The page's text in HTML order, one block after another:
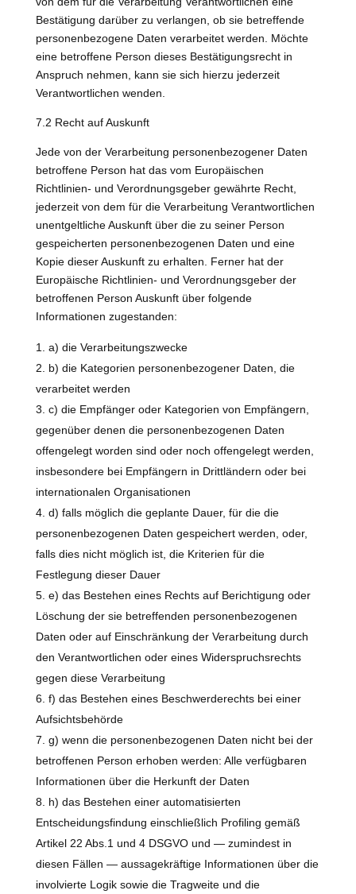
Bestätigung darüber zu verlangen, ob sie betreffende
personenbezogene Daten verarbeitet werden. Möchte
eine betroffene Person dieses Bestätigungsrecht in
Anspruch nehmen, kann sie sich hierzu jederzeit
Verantwortlichen wenden.
7.2 Recht auf Auskunft
Jede von der Verarbeitung personenbezogener Daten
betroffene Person hat das vom Europäischen
Richtlinien- und Verordnungsgeber gewährte Recht,
jederzeit von dem für die Verarbeitung Verantwortlichen
unentgeltliche Auskunft über die zu seiner Person
gespeicherten personenbezogenen Daten und eine
Kopie dieser Auskunft zu erhalten. Ferner hat der
Europäische Richtlinien- und Verordnungsgeber der
betroffenen Person Auskunft über folgende
Informationen zugestanden:
a) die Verarbeitungszwecke
b) die Kategorien personenbezogener Daten, die
verarbeitet werden
c) die Empfänger oder Kategorien von Empfängern,
gegenüber denen die personenbezogenen Daten
offengelegt worden sind oder noch offengelegt werden,
insbesondere bei Empfängern in Drittländern oder bei
internationalen Organisationen
d) falls möglich die geplante Dauer, für die die
personenbezogenen Daten gespeichert werden, oder,
falls dies nicht möglich ist, die Kriterien für die
Festlegung dieser Dauer
e) das Bestehen eines Rechts auf Berichtigung oder
Löschung der sie betreffenden personenbezogenen
Daten oder auf Einschränkung der Verarbeitung durch
den Verantwortlichen oder eines Widerspruchsrechts
gegen diese Verarbeitung
f) das Bestehen eines Beschwerderechts bei einer
Aufsichtsbehörde
g) wenn die personenbezogenen Daten nicht bei der
betroffenen Person erhoben werden: Alle verfügbaren
Informationen über die Herkunft der Daten
h) das Bestehen einer automatisierten
Entscheidungsfindung einschließlich Profiling gemäß
Artikel 22 Abs.1 und 4 DSGVO und — zumindest in
diesen Fällen — aussagekräftige Informationen über die
involvierte Logik sowie die Tragweite und die